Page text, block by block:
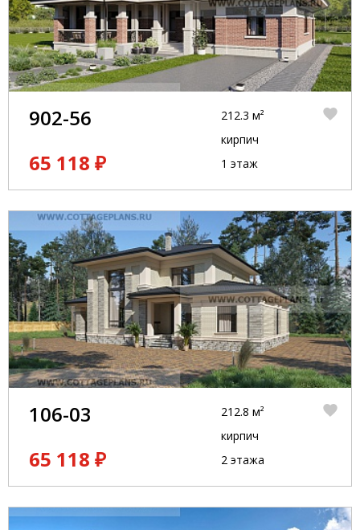
902-56
65 118 ₽
212.3 м²
кирпич
1 этаж
106-03
65 118 ₽
212.8 м²
кирпич
2 этажа